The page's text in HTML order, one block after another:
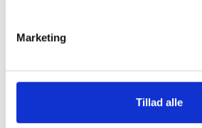
Marketing
Tillad alle
Guides og